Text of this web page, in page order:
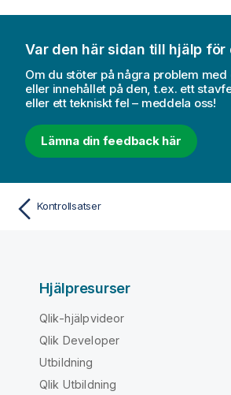
Var den här sidan till hjälp för
Om du stöter på några problem med
eller innehållet på den, t.ex. ett
eller ett tekniskt fel – meddela oss!
Lämna din feedback här
Kontrollsatser
Hjälpresurser
Qlik-hjälpvideor
Qlik Developer
Utbildning
Qlik Utbildning